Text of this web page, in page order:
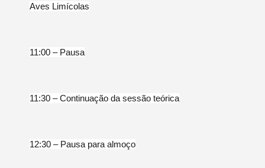
Aves Limícolas
11:00 – Pausa
11:30 – Continuação da sessão teórica
12:30 – Pausa para almoço